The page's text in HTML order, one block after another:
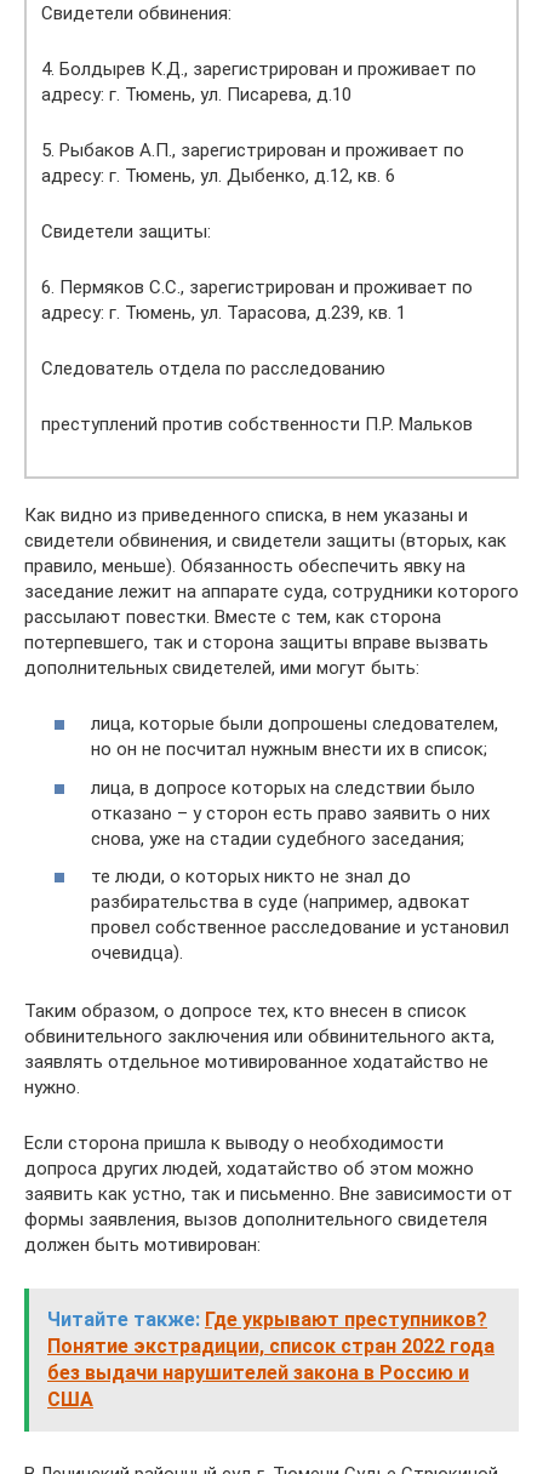
Свидетели обвинения:
4. Болдырев К.Д., зарегистрирован и проживает по
адресу: г. Тюмень, ул. Писарева, д.10
5. Рыбаков А.П., зарегистрирован и проживает по
адресу: г. Тюмень, ул. Дыбенко, д.12, кв. 6
Свидетели защиты:
6. Пермяков С.С., зарегистрирован и проживает по
адресу: г. Тюмень, ул. Тарасова, д.239, кв. 1
Следователь отдела по расследованию
преступлений против собственности П.Р. Мальков
Как видно из приведенного списка, в нем указаны и
свидетели обвинения, и свидетели защиты (вторых, как
правило, меньше). Обязанность обеспечить явку на
заседание лежит на аппарате суда, сотрудники которого
рассылают повестки. Вместе с тем, как сторона
потерпевшего, так и сторона защиты вправе вызвать
дополнительных свидетелей, ими могут быть:
лица, которые были допрошены следователем,
но он не посчитал нужным внести их в список;
лица, в допросе которых на следствии было
отказано – у сторон есть право заявить о них
снова, уже на стадии судебного заседания;
те люди, о которых никто не знал до
разбирательства в суде (например, адвокат
провел собственное расследование и установил
очевидца).
Таким образом, о допросе тех, кто внесен в список
обвинительного заключения или обвинительного акта,
заявлять отдельное мотивированное ходатайство не
нужно.
Если сторона пришла к выводу о необходимости
допроса других людей, ходатайство об этом можно
заявить как устно, так и письменно. Вне зависимости от
формы заявления, вызов дополнительного свидетеля
должен быть мотивирован:
Читайте также: Где укрывают преступников?
Понятие экстрадиции, список стран 2022 года
без выдачи нарушителей закона в Россию и
США